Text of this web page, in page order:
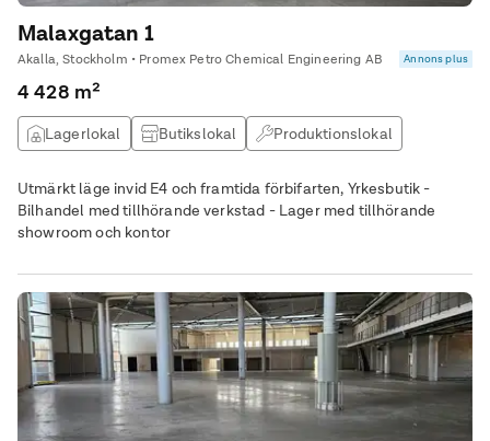
Malaxgatan 1
Akalla, Stockholm • Promex Petro Chemical Engineering AB Annons plus
4 428 m²
Lagerlokal Butikslokal
Produktionslokal
Utmärkt läge invid E4 och framtida förbifarten, Yrkesbutik -
Bilhandel med tillhörande verkstad - Lager med tillhörande
showroom och kontor